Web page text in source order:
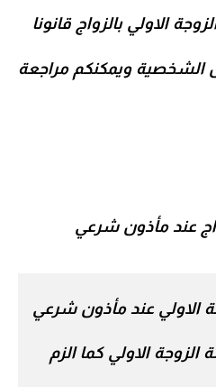
الاولي بالزواج قانونا
الشخصية ويمكنكم مراجعة
عند مأذون شرعي
الاولي عند مأذون شرعي
الزوجة الاولي كما الزم